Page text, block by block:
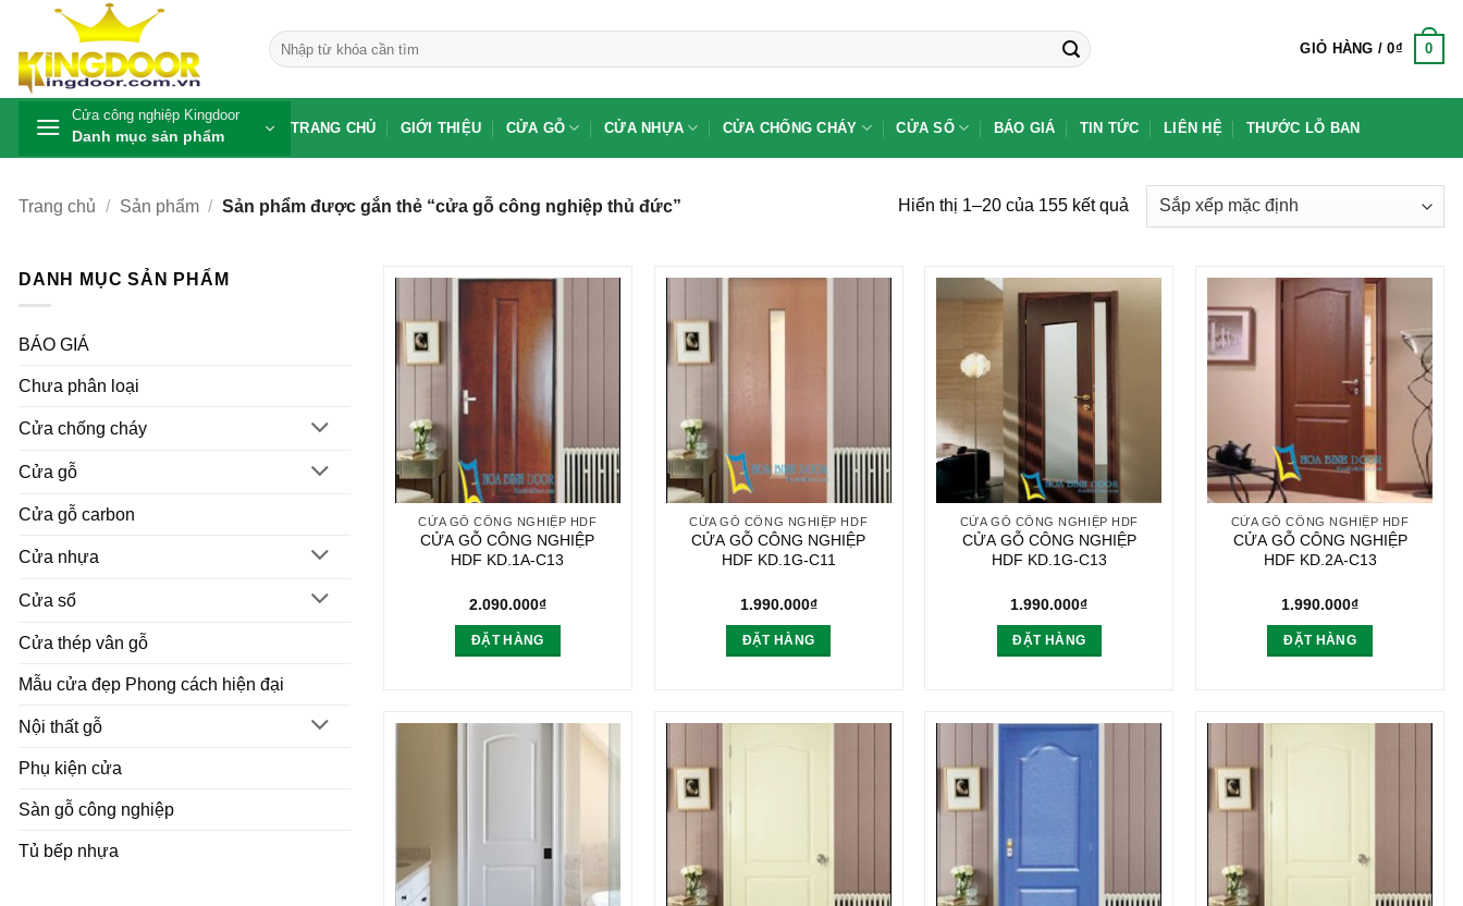
nội
dung
Tìm
kiếm:
GIỎ HÀNG /0₫ 0
Cửa công nghiệp Kingdoor
Danh mục sản phẩm TRANG CHỦ GIỚI THIỆU CỬA GỖ CỬA NHỰA CỬA CHỐNG CHÁY CỬA SỔ BÁO GIÁ TIN TỨC LIÊN HỆ THƯỚC LỖ BAN
Trang chủ / Sản phẩm / Sản phẩm được gắn thẻ “cửa gỗ công nghiệp thủ đức” Hiển thị 1–20 của 155 kết quả
DANH MỤC SẢN PHẨM
BÁO GIÁ
Chưa phân loại
Cửa chống cháy
Cửa gỗ
Cửa gỗ carbon
Cửa nhựa
Cửa sổ
Cửa thép vân gỗ
Mẫu cửa đẹp Phong cách hiện đại
Nội thất gỗ
Phụ kiện cửa
Sàn gỗ công nghiệp
Tủ bếp nhựa
CỬA GỖ CÔNG NGHIỆP HDF
CỬA GỖ CÔNG NGHIỆP
HDF KD.1A-C13
2.090.000₫
ĐẶT HÀNG
CỬA GỖ CÔNG NGHIỆP HDF
CỬA GỖ CÔNG NGHIỆP
HDF KD.1G-C11
1.990.000₫
ĐẶT HÀNG
CỬA GỖ CÔNG NGHIỆP HDF
CỬA GỖ CÔNG NGHIỆP
HDF KD.1G-C13
1.990.000₫
ĐẶT HÀNG
CỬA GỖ CÔNG NGHIỆP HDF
CỬA GỖ CÔNG NGHIỆP
HDF KD.2A-C13
1.990.000₫
ĐẶT HÀNG